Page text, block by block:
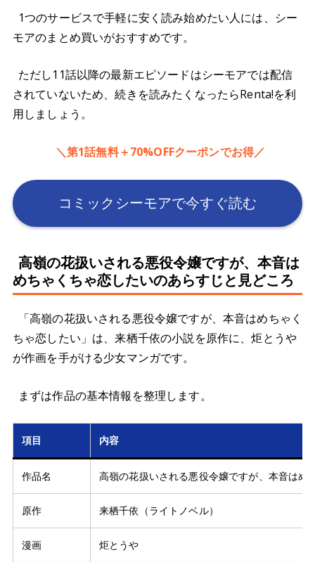
1つのサービスで手軽に安く読み始めたい人には、シー
モアのまとめ買いがおすすめです。
ただし11話以降の最新エピソードはシーモアでは配信
されていないため、続きを読みたくなったらRenta!を利
用しましょう。
＼第1話無料＋70%OFFクーポンでお得／
コミックシーモアで今すぐ読む
高嶺の花扱いされる悪役令嬢ですが、本音は
めちゃくちゃ恋したいのあらすじと見どころ
「高嶺の花扱いされる悪役令嬢ですが、本音はめちゃく
ちゃ恋したい」は、来栖千依の小説を原作に、炬とうや
が作画を手がける少女マンガです。
まずは作品の基本情報を整理します。
項目 内容
作品名 高嶺の花扱いされる悪役令嬢ですが、本音はめ
原作 来栖千依（ライトノベル）
漫画 炬とうや